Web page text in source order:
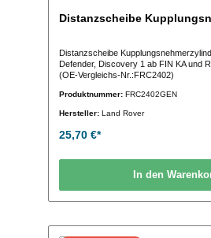
Distanzscheibe
Distanzscheibe
Defender, Discovery 1 ab FIN KA und
(OE-Vergleichs-Nr.:FRC2402)
Produktnummer: FRC2402GEN
Hersteller: Land Rover
25,70 €*
In den